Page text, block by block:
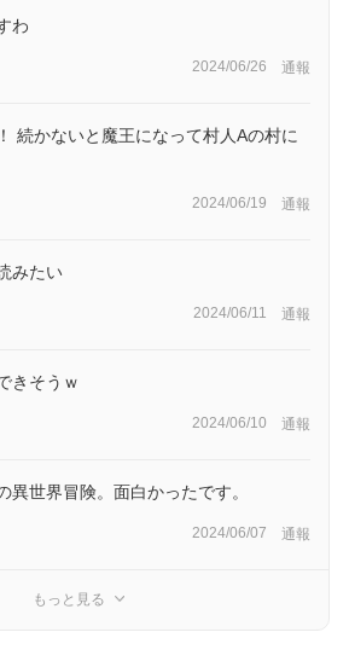
わ
2024/06/26 通報
続かないと魔王になって村人Aの村に
2024/06/19 通報
みたい
2024/06/11 通報
きそうｗ
2024/06/10 通報
異世界冒険。面白かったです。
2024/06/07 通報
もっと見る